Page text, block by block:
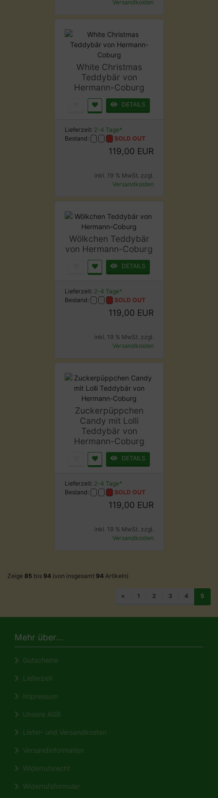
Versandkosten
White Christmas
Teddybär von
Hermann-Coburg
DETAILS
Lieferzeit: 2-4 Tage*
Bestand:
SOLD OUT
119,00 EUR
inkl. 19 % MwSt. zzgl.
Versandkosten
Wölkchen Teddybär
von Hermann-Coburg
DETAILS
Lieferzeit: 2-4 Tage*
Bestand:
SOLD OUT
119,00 EUR
inkl. 19 % MwSt. zzgl.
Versandkosten
Zuckerpüppchen
Candy mit Lolli
Teddybär von
Hermann-Coburg
DETAILS
Lieferzeit: 2-4 Tage*
Bestand:
SOLD OUT
119,00 EUR
inkl. 19 % MwSt. zzgl.
Versandkosten
Zeige 85 bis 94 (von insgesamt 94 Artikeln)
« 1 2 3 4 5
Mehr über...
Gutscheine
Lieferzeit
Impressum
Unsere AGB
Liefer- und Versandkosten
Versandinformation
Widerrufsrecht
Widerrufsformular